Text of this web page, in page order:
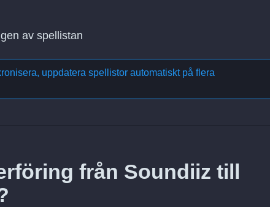
av spellistan
uppdatera spellistor automatiskt på flera
från Soundiiz till